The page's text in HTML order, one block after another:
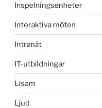
Inspelningsenheter
Interaktiva möten
Intranät
IT-utbildningar
Lisam
Ljud